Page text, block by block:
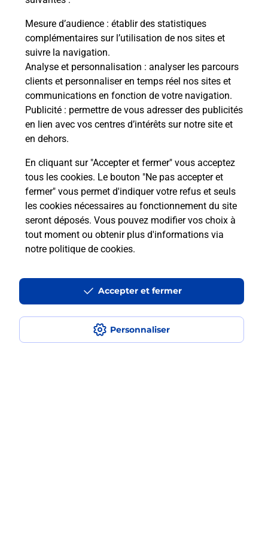
Mesure d’audience : établir des statistiques
complémentaires sur l’utilisation de nos sites et
suivre la navigation.
Analyse et personnalisation : analyser les parcours
clients et personnaliser en temps réel nos sites et
communications en fonction de votre navigation.
Publicité : permettre de vous adresser des publicités
en lien avec vos centres d’intérêts sur notre site et
en dehors.
En cliquant sur "Accepter et fermer" vous acceptez
tous les cookies. Le bouton "Ne pas accepter et
fermer" vous permet d'indiquer votre refus et seuls
les cookies nécessaires au fonctionnement du site
seront déposés. Vous pouvez modifier vos choix à
tout moment ou obtenir plus d'informations via
notre politique de cookies.
Personnaliser
Accepter et fermer
Acheter un iPhone neuf ou reconditionné
Vous recherchez un smartphone pas cher proche
de chez vous ? Découvrez notre offre de
téléphones iPhone Apple dans vos bureaux de
Poste à BEZIERS CANAL ET COTEAUX (34500) !
En savoir plus
Questions fréquemment posées
La téléassistance classique avec
médaillon d’alarme qu’est ce que
Comment fonctionne la